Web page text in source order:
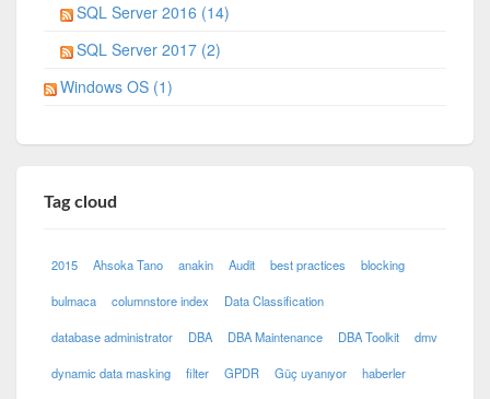
SQL Server 2016 (14)
SQL Server 2017 (2)
Windows OS (1)
Tag cloud
2015 Ahsoka Tano anakin Audit best practices blocking
bulmaca columnstore index Data Classification
database administrator DBA DBA Maintenance DBA Toolkit dmv
dynamic data masking filter GPDR Güç uyanıyor haberler